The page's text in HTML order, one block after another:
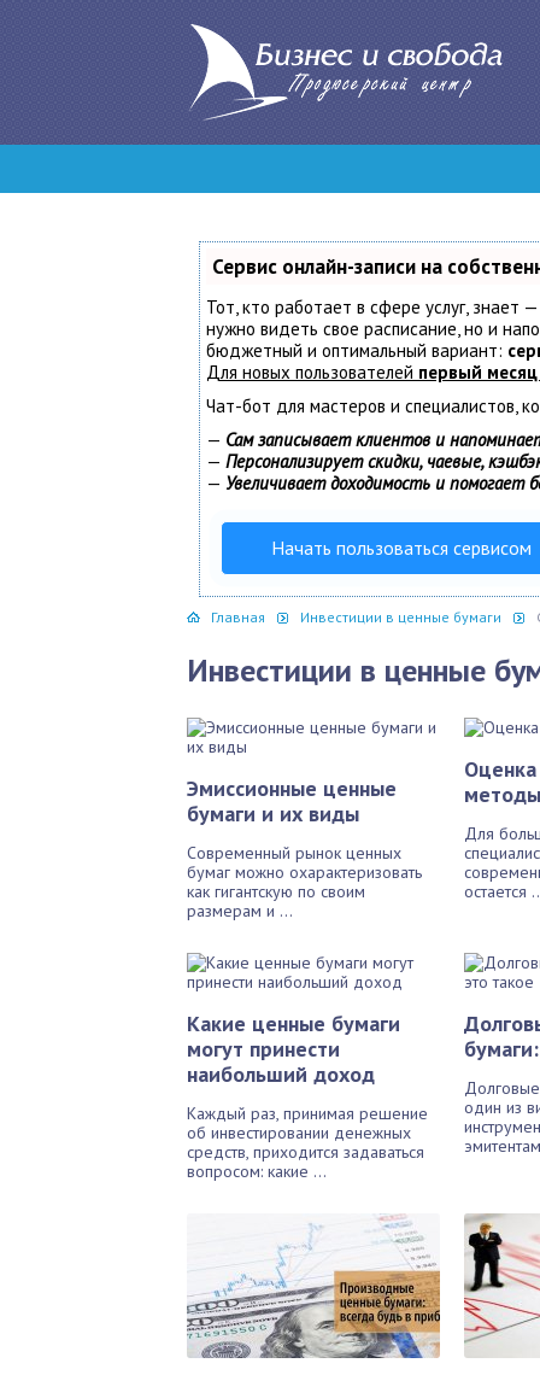
Сервис онлайн-записи на
Тот, кто работает в сфере услуг, знает
нужно видеть свое расписание, но и
бюджетный и оптимальный вариант:
Для новых пользователей первый
Чат-бот для мастеров и специалистов,
— Сам записывает клиентов и
— Персонализирует скидки, чаевые,
— Увеличивает доходимость и помогает
Начать пользоваться сервисом
Главная Инвестиции в ценные бумаги
Инвестиции в ценные
Эмиссионные ценные
бумаги и их виды
Современный рынок ценных
бумаг можно охарактеризовать
как гигантскую по своим
размерам и ...
методы
Для
остается
Какие ценные бумаги
могут принести
наибольший доход
Каждый раз, принимая решение
об инвестировании денежных
средств, приходится задаваться
вопросом: какие ...
один из